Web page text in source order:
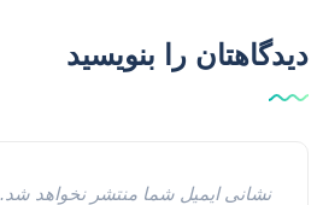
دیدگاهتان را بنویسید
نشانی ایمیل شما منتشر نخواهد شد.